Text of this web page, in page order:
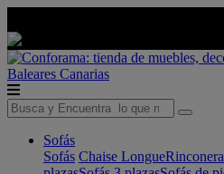
Baleares Canarias
Sofás
Sofás Chaise Longue